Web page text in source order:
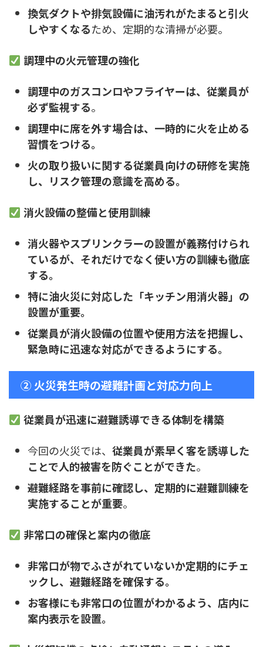
換気ダクトや排気設備に油汚れがたまると引火
しやすくなるため、定期的な清掃が必要。
調理中の火元管理の強化
調理中のガスコンロやフライヤーは、従業員が
必ず監視する。
調理中に席を外す場合は、一時的に火を止める
習慣をつける。
火の取り扱いに関する従業員向けの研修を実施
し、リスク管理の意識を高める。
消火設備の整備と使用訓練
消火器やスプリンクラーの設置が義務付けられ
ているが、それだけでなく使い方の訓練も徹底
する。
特に油火災に対応した「キッチン用消火器」の
設置が重要。
従業員が消火設備の位置や使用方法を把握し、
緊急時に迅速な対応ができるようにする。
② 火災発生時の避難計画と対応力向上
従業員が迅速に避難誘導できる体制を構築
今回の火災では、 従業員が素早く客を誘導した
ことで人的被害を防ぐことができた。
避難経路を事前に確認し、定期的に避難訓練を
実施することが重要。
非常口の確保と案内の徹底
非常口が物でふさがれていないか定期的にチェ
ックし、避難経路を確保する。
お客様にも非常口の位置がわかるよう、店内に
案内表示を設置。